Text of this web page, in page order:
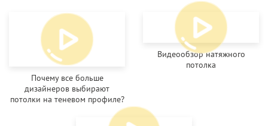
Почему все больше
дизайнеров выбирают
потолки на теневом профиле?
Видеообзор натяжного
потолка